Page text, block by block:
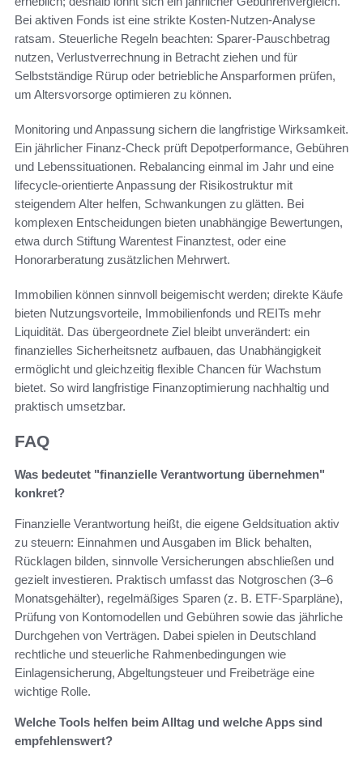
Bei aktiven Fonds ist eine strikte Kosten-Nutzen-Analyse
ratsam. Steuerliche Regeln beachten: Sparer-Pauschbetrag
nutzen, Verlustverrechnung in Betracht ziehen und für
Selbstständige Rürup oder betriebliche Ansparformen prüfen,
um Altersvorsorge optimieren zu können.
Monitoring und Anpassung sichern die langfristige Wirksamkeit.
Ein jährlicher Finanz-Check prüft Depotperformance, Gebühren
und Lebenssituationen. Rebalancing einmal im Jahr und eine
lifecycle-orientierte Anpassung der Risikostruktur mit
steigendem Alter helfen, Schwankungen zu glätten. Bei
komplexen Entscheidungen bieten unabhängige Bewertungen,
etwa durch Stiftung Warentest Finanztest, oder eine
Honorarberatung zusätzlichen Mehrwert.
Immobilien können sinnvoll beigemischt werden; direkte Käufe
bieten Nutzungsvorteile, Immobilienfonds und REITs mehr
Liquidität. Das übergeordnete Ziel bleibt unverändert: ein
finanzielles Sicherheitsnetz aufbauen, das Unabhängigkeit
ermöglicht und gleichzeitig flexible Chancen für Wachstum
bietet. So wird langfristige Finanzoptimierung nachhaltig und
praktisch umsetzbar.
FAQ
Was bedeutet "finanzielle Verantwortung übernehmen"
konkret?
Finanzielle Verantwortung heißt, die eigene Geldsituation aktiv
zu steuern: Einnahmen und Ausgaben im Blick behalten,
Rücklagen bilden, sinnvolle Versicherungen abschließen und
gezielt investieren. Praktisch umfasst das Notgroschen (3–6
Monatsgehälter), regelmäßiges Sparen (z. B. ETF‑Sparpläne),
Prüfung von Kontomodellen und Gebühren sowie das jährliche
Durchgehen von Verträgen. Dabei spielen in Deutschland
rechtliche und steuerliche Rahmenbedingungen wie
Einlagensicherung, Abgeltungsteuer und Freibeträge eine
wichtige Rolle.
Welche Tools helfen beim Alltag und welche Apps sind
empfehlenswert?